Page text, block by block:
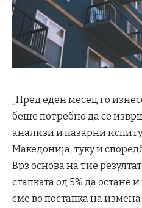
„Пред еден месец го
беше потребно да се
анализи и пазарни
Македонија, туку и
Врз основа на тие
стапката од 5% да остане
сме во постапка на